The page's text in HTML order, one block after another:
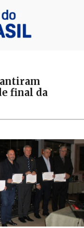
final da